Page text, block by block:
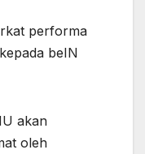
performa
beIN
akan
oleh